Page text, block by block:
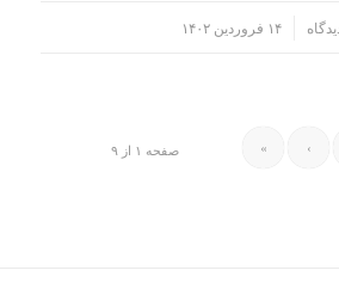
۱۴ فروردین ۱۴۰۲
صفحه ۱ از ۹ ›
»